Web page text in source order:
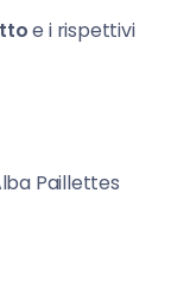
e i rispettivi
Paillettes